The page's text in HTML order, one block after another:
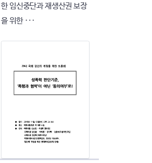
한 임신중단과 재생산권 보장
을 위한 ···